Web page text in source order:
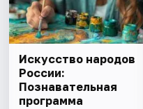
Искусство народов
России:
Познавательная
программа